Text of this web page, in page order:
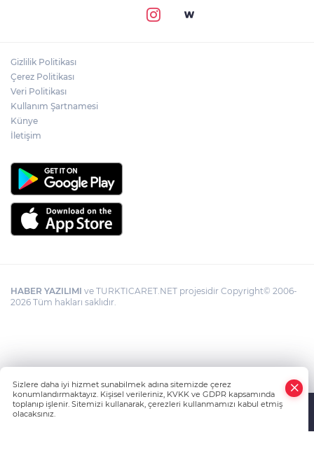
Gizlilik Politikası
Çerez Politikası
Veri Politikası
Kullanım Şartnamesi
Künye
İletişim
HABER YAZILIMI ve TURKTICARET.NET projesidir Copyright© 2006-
2026 Tüm hakları saklıdır.
Sizlere daha iyi hizmet sunabilmek adına sitemizde çerez
konumlandırmaktayız. Kişisel verileriniz, KVKK ve GDPR kapsamında
toplanıp işlenir. Sitemizi kullanarak, çerezleri kullanmamızı kabul etmiş
olacaksınız.